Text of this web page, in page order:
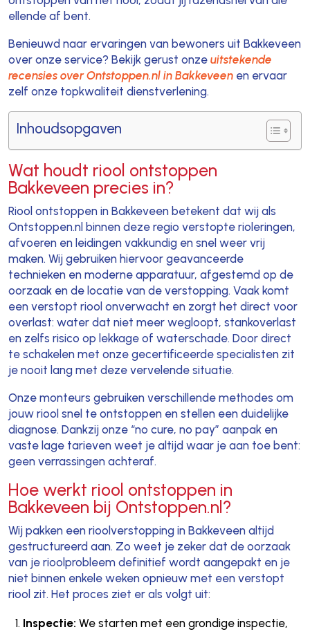
ellende af bent.
Benieuwd naar ervaringen van bewoners uit Bakkeveen
over onze service? Bekijk gerust onze uitstekende
recensies over Ontstoppen.nl in Bakkeveenen ervaar
zelf onze topkwaliteit dienstverlening.
Inhoudsopgaven
Wat houdt riool ontstoppen
Bakkeveen precies in?
Riool ontstoppen in Bakkeveen betekent dat wij als
Ontstoppen.nl binnen deze regio verstopte rioleringen,
afvoeren en leidingen vakkundig en snel weer vrij
maken. Wij gebruiken hiervoor geavanceerde
technieken en moderne apparatuur, afgestemd op de
oorzaak en de locatie van de verstopping. Vaak komt
een verstopt riool onverwacht en zorgt het direct voor
overlast: water dat niet meer wegloopt, stankoverlast
en zelfs risico op lekkage of waterschade. Door direct
te schakelen met onze gecertificeerde specialisten zit
je nooit lang met deze vervelende situatie.
Onze monteurs gebruiken verschillende methodes om
jouw riool snel te ontstoppen en stellen een duidelijke
diagnose. Dankzij onze “no cure, no pay” aanpak en
vaste lage tarieven weet je altijd waar je aan toe bent:
geen verrassingen achteraf.
Hoe werkt riool ontstoppen in
Bakkeveen bij Ontstoppen.nl?
Wij pakken een rioolverstopping in Bakkeveen altijd
gestructureerd aan. Zo weet je zeker dat de oorzaak
van je rioolprobleem definitief wordt aangepakt en je
niet binnen enkele weken opnieuw met een verstopt
riool zit. Het proces ziet er als volgt uit:
Inspectie: We starten met een grondige inspectie,